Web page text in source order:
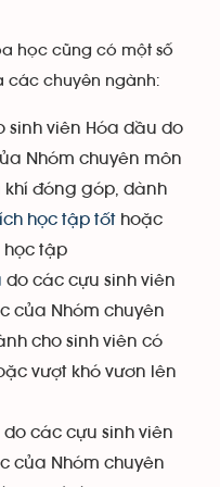
học cũng có một số
các chuyên ngành:
sinh viên Hóa dầu do
Nhóm chuyên môn
đóng góp, dành
học tập tốt hoặc
học tập
do các cựu sinh viên
của Nhóm chuyên
cho sinh viên có
vượt khó vươn lên
do các cựu sinh viên
của Nhóm chuyên